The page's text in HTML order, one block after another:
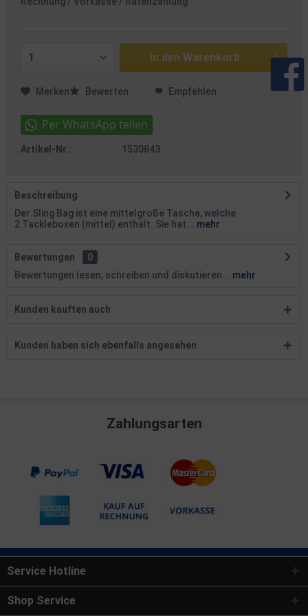
In den Warenkorb
Merken Bewerten Empfehlen
Artikel-Nr.: 1530843
Beschreibung
Der Sling Bag ist eine mittelgroße Tasche, welche
2 Tackleboxen (mittel) enthält. Sie hat...
mehr
Bewertungen
0
Bewertungen lesen, schreiben und diskutieren...
mehr
Kunden kauften auch
Kunden haben sich ebenfalls angesehen
Zahlungsarten
Service Hotline
Shop Service